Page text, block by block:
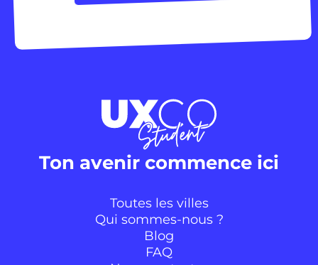
Ton avenir commence ici
Toutes les villes
Qui sommes-nous ?
Blog
FAQ